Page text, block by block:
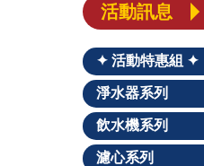
活動訊息
✦ 活動特惠組 ✦
淨水器系列
飲水機系列
濾心系列